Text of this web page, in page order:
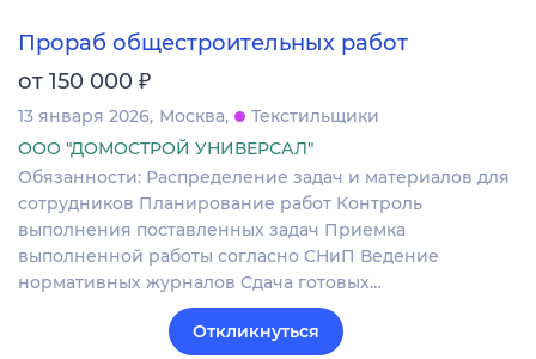
Прораб общестроительных работ
от 150 000 ₽
13 января 2026 Москва
Текстильщики
ООО "ДОМОСТРОЙ УНИВЕРСАЛ"
Обязанности: Распределение задач и материалов для
сотрудников Планирование работ Контроль
выполнения поставленных задач Приемка
выполненной работы согласно СНиП Ведение
нормативных журналов Сдача готовых…
Откликнуться